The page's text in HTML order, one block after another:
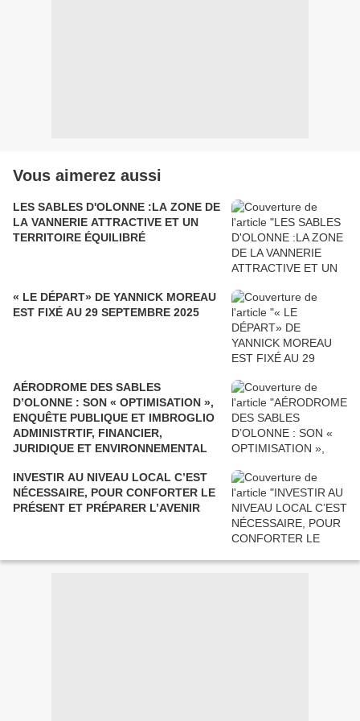
Vous aimerez aussi
LES SABLES D'OLONNE :LA ZONE DE
LA VANNERIE ATTRACTIVE ET UN
TERRITOIRE ÉQUILIBRÉ
« LE DÉPART» DE YANNICK MOREAU
EST FIXÉ AU 29 SEPTEMBRE 2025
AÉRODROME DES SABLES
D’OLONNE : SON « OPTIMISATION »,
ENQUÊTE PUBLIQUE ET IMBROGLIO
ADMINISTRTIF, FINANCIER,
JURIDIQUE ET ENVIRONNEMENTAL
INVESTIR AU NIVEAU LOCAL C’EST
NÉCESSAIRE, POUR CONFORTER LE
PRÉSENT ET PRÉPARER L’AVENIR